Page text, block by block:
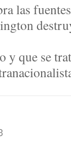
las
y que se